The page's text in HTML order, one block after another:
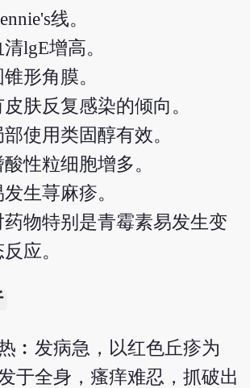
线。
清lgE增高。
锥形角膜。
皮肤反复感染的倾向。
部使用类固醇有效。
酸性粒细胞增多。
发生荨麻疹。
药物特别是青霉素易发生变
应。
︰发病急，以红色丘疹为
于全身，瘙痒难忍，抓破出